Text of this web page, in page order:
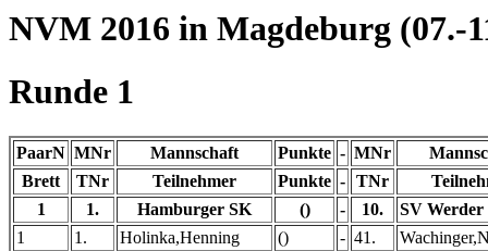
NVM 2016 in Magdeburg (07.-
Runde 1
PaarN MNr Mannschaft Punkte - MNr
Brett
TNr Teilnehmer Punkte - TNr
1
1. Hamburger SK () - 10.
SV Werder
1
1. Holinka,Henning () - 41.